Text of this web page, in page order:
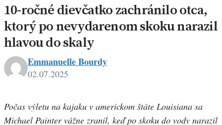
10-ročné dievčatko zachránilo otca,
ktorý po nevydarenom skoku narazil
hlavou do skaly
Emmanuelle Bourdy
02.07.2025
Počas výletu na kajaku v americkom štáte Louisiana sa
Michael Painter vážne zranil, keď po skoku do vody narazil